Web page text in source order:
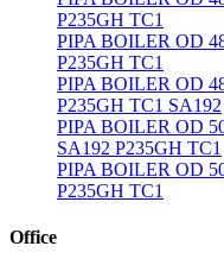
P235GH TC1
PIPA BOILER OD
P235GH TC1
PIPA BOILER OD
P235GH TC1 SA192
PIPA BOILER OD
SA192 P235GH TC1
PIPA BOILER OD
P235GH TC1
Office